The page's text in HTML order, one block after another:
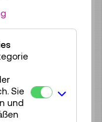
Tickets
Tickets
Sie
und